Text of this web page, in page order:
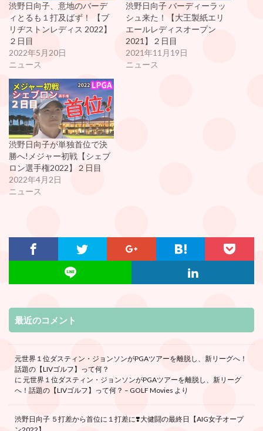
渋野日向子、意地のバーデ
ィとるも１打及ばず！ 【ブ
リヂストンレディス 2022】
２日目
2022年5月20日
ニュース
渋野日向子 バーディーラッ
シュ来た！【大王製紙エリ
エールレディスオープン
2021】２日目
2021年11月19日
ニュース
渋野日向子が単独首位で決
勝へ!メジャー初戦【シェブ
ロン選手権2022】２日目
2022年4月2日
ニュース
最近のコメント
元世界１位ダスティン・ジョンソンがPGAツアーを離脱し、新リーグへ！
話題の【LIVゴルフ】って何？
に 元世界１位ダスティン・ジョンソンがPGAツアーを離脱し、新リーグ
へ！話題の【LIVゴルフ】って何？ – GOLF Movies より
渋野日向子 ５打差から首位に１打差に❣️大健闘の最終日【AIG女子オープ